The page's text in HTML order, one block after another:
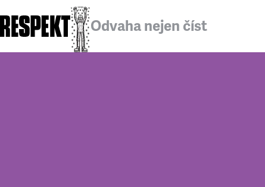
Odvaha nejen číst